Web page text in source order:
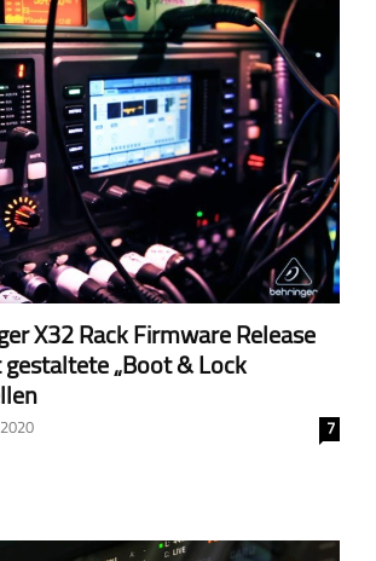
X32 Rack Firmware Release
„Boot & Lock
7